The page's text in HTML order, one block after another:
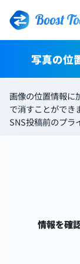
Boost
写真の位
画像の位置情報に
で消すことができ
SNS投稿前のプラ
情報を確